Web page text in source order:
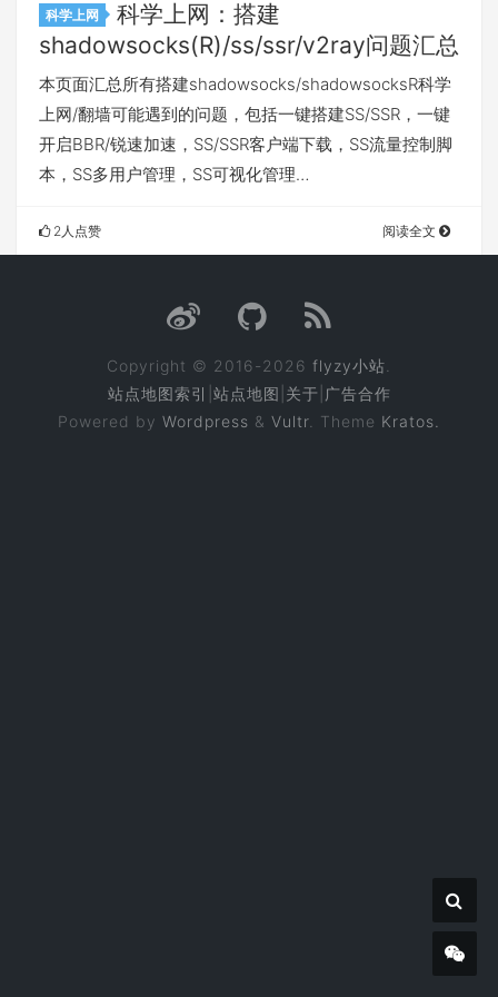
科学上网
科学上网：搭建
shadowsocks(R)/ss/ssr/v2ray问题汇总
本页面汇总所有搭建shadowsocks/shadowsocksR科学
上网/翻墙可能遇到的问题，包括一键搭建SS/SSR，一键
开启BBR/锐速加速，SS/SSR客户端下载，SS流量控制脚
本，SS多用户管理，SS可视化管理…
2人点赞 阅读全文
Copyright © 2016-2026 flyzy小站
站点地图索引 站点地图 关于 广告合作
Powered by Wordpress & Vultr . Theme Kratos.